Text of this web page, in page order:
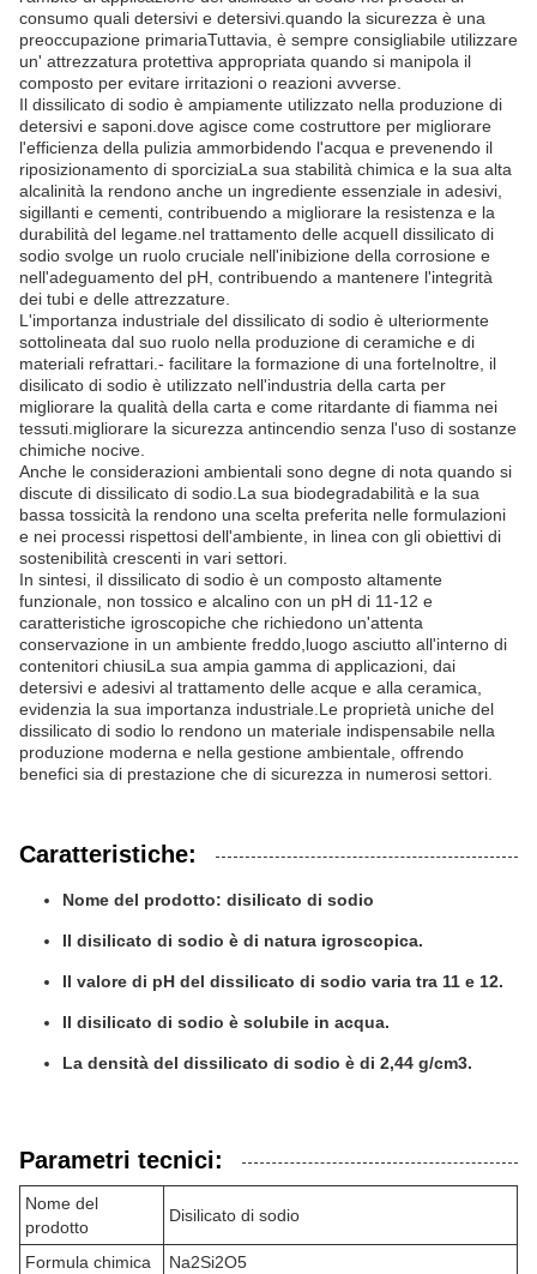
consumo quali detersivi e detersivi.quando la sicurezza è una
preoccupazione primariaTuttavia, è sempre consigliabile utilizzare
un' attrezzatura protettiva appropriata quando si manipola il
composto per evitare irritazioni o reazioni avverse.
Il dissilicato di sodio è ampiamente utilizzato nella produzione di
detersivi e saponi.dove agisce come costruttore per migliorare
l'efficienza della pulizia ammorbidendo l'acqua e prevenendo il
riposizionamento di sporciziaLa sua stabilità chimica e la sua alta
alcalinità la rendono anche un ingrediente essenziale in adesivi,
sigillanti e cementi, contribuendo a migliorare la resistenza e la
durabilità del legame.nel trattamento delle acqueIl dissilicato di
sodio svolge un ruolo cruciale nell'inibizione della corrosione e
nell'adeguamento del pH, contribuendo a mantenere l'integrità
dei tubi e delle attrezzature.
L'importanza industriale del dissilicato di sodio è ulteriormente
sottolineata dal suo ruolo nella produzione di ceramiche e di
materiali refrattari.- facilitare la formazione di una forteInoltre, il
disilicato di sodio è utilizzato nell'industria della carta per
migliorare la qualità della carta e come ritardante di fiamma nei
tessuti.migliorare la sicurezza antincendio senza l'uso di sostanze
chimiche nocive.
Anche le considerazioni ambientali sono degne di nota quando si
discute di dissilicato di sodio.La sua biodegradabilità e la sua
bassa tossicità la rendono una scelta preferita nelle formulazioni
e nei processi rispettosi dell'ambiente, in linea con gli obiettivi di
sostenibilità crescenti in vari settori.
In sintesi, il dissilicato di sodio è un composto altamente
funzionale, non tossico e alcalino con un pH di 11-12 e
caratteristiche igroscopiche che richiedono un'attenta
conservazione in un ambiente freddo,luogo asciutto all'interno di
contenitori chiusiLa sua ampia gamma di applicazioni, dai
detersivi e adesivi al trattamento delle acque e alla ceramica,
evidenzia la sua importanza industriale.Le proprietà uniche del
dissilicato di sodio lo rendono un materiale indispensabile nella
produzione moderna e nella gestione ambientale, offrendo
benefici sia di prestazione che di sicurezza in numerosi settori.
Caratteristiche:
Nome del prodotto: disilicato di sodio
Il disilicato di sodio è di natura igroscopica.
Il valore di pH del dissilicato di sodio varia tra 11 e 12.
Il disilicato di sodio è solubile in acqua.
La densità del dissilicato di sodio è di 2,44 g/cm3.
Parametri tecnici:
Nome del
prodotto
Disilicato di sodio
Formula chimica Na2Si2O5